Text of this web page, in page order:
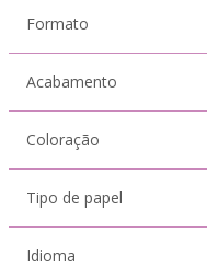
Formato
Acabamento
Coloração
Tipo de papel
Idioma